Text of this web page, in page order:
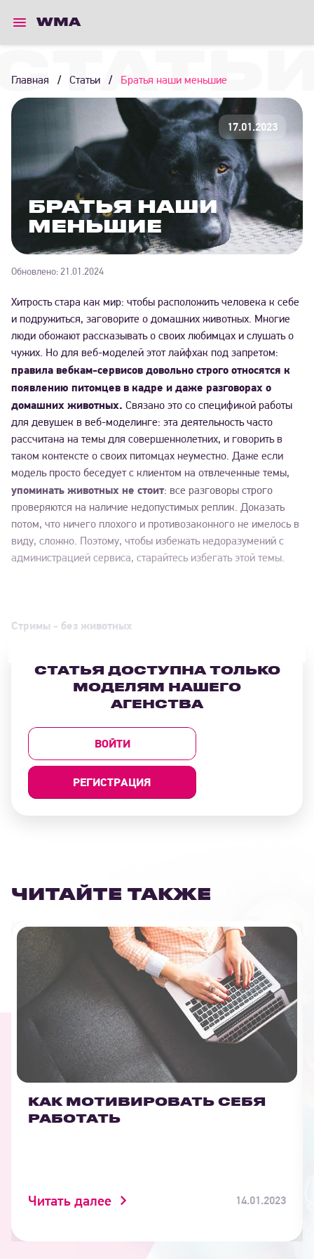
WMA
Главная / Статьи / Братья наши меньшие
17.01.2023
БРАТЬЯ НАШИ
МЕНЬШИЕ
Обновлено: 21.01.2024
Хитрость стара как мир: чтобы расположить человека к себе
и подружиться, заговорите о домашних животных. Многие
люди обожают рассказывать о своих любимцах и слушать о
чужих. Но для веб-моделей этот лайфхак под запретом:
правила вебкам-сервисов довольно строго относятся к
появлению питомцев в кадре и даже разговорах о
домашних животных. Связано это со спецификой работы
для девушек в веб-моделинге: эта деятельность часто
рассчитана на темы для совершеннолетних, и говорить в
таком контексте о своих питомцах неуместно. Даже если
модель просто беседует с клиентом на отвлеченные темы,
упоминать животных не стоит: все разговоры строго
проверяются на наличие недопустимых реплик. Доказать
потом, что ничего плохого и противозаконного не имелось в
виду, сложно. Поэтому, чтобы избежать недоразумений с
администрацией сервиса, старайтесь избегать этой темы.
Стримы - без животных
СТАТЬЯ ДОСТУПНА ТОЛЬКО
МОДЕЛЯМ НАШЕГО
АГЕНСТВА
ВОЙТИ
РЕГИСТРАЦИЯ
ЧИТАЙТЕ ТАКЖЕ
КАК МОТИВИРОВАТЬ СЕБЯ
РАБОТАТЬ
Читать далее 14.01.2023